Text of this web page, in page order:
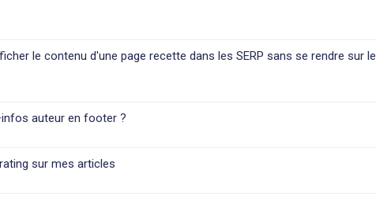
le contenu d'une page recette dans les SERP sans se rendre sur le
auteur en footer ?
sur mes articles